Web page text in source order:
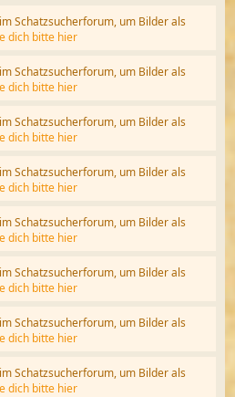
Schatzsucherforum, um Bilder als
dich bitte hier
Schatzsucherforum, um Bilder als
dich bitte hier
Schatzsucherforum, um Bilder als
dich bitte hier
Schatzsucherforum, um Bilder als
dich bitte hier
Schatzsucherforum, um Bilder als
dich bitte hier
Schatzsucherforum, um Bilder als
dich bitte hier
Schatzsucherforum, um Bilder als
dich bitte hier
Schatzsucherforum, um Bilder als
dich bitte hier